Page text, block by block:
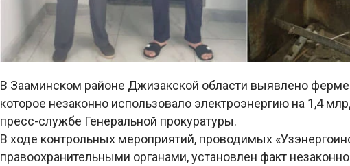
В Зааминском районе Джизакской области выявлено
которое незаконно использовало электроэнергию на 1,4
пресс-службе Генеральной прокуратуры.
В ходе контрольных мероприятий, проводимых
правоохранительными органами, установлен факт